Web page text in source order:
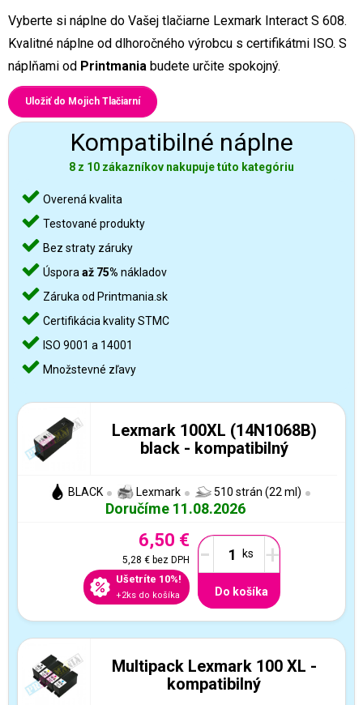
Vyberte si náplne do Vašej tlačiarne Lexmark Interact S 608.
Kvalitné náplne od dlhoročného výrobcu s certifikátmi ISO. S
náplňami od Printmania budete určite spokojný.
Uložiť do Mojich Tlačiarní
Kompatibilné náplne
8 z 10 zákazníkov nakupuje túto kategóriu
Overená kvalita
Testované produkty
Bez straty záruky
Úspora až 75% nákladov
Záruka od Printmania.sk
Certifikácia kvality STMC
ISO 9001 a 14001
Množstevné zľavy
Lexmark 100XL (14N1068B)
black - kompatibilný
BLACK Lexmark 510 strán (22 ml)
Doručíme 11.08.2026
6,50 €
5,28 €bez DPH
Ušetríte 10%!
+2ks do košíka
- +
Do košíka
Multipack Lexmark 100 XL -
kompatibilný